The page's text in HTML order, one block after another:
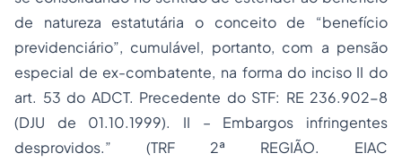
de natureza estatutária o conceito de “benefício
previdenciário”, cumulável, portanto, com a pensão
especial de ex-combatente, na forma do inciso II do
art. 53 do ADCT. Precedente do STF: RE 236.902-8
(DJU de 01.10.1999). II – Embargos infringentes
desprovidos.” (TRF 2ª REGIÃO. EIAC